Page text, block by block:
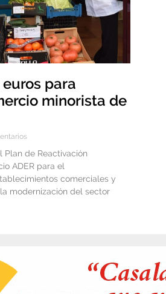
para
minorista de
Plan de Reactivación
ADER para el
comerciales y
modernización del sector